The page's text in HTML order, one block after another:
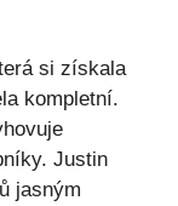
si získala
kompletní.
Justin
jasným